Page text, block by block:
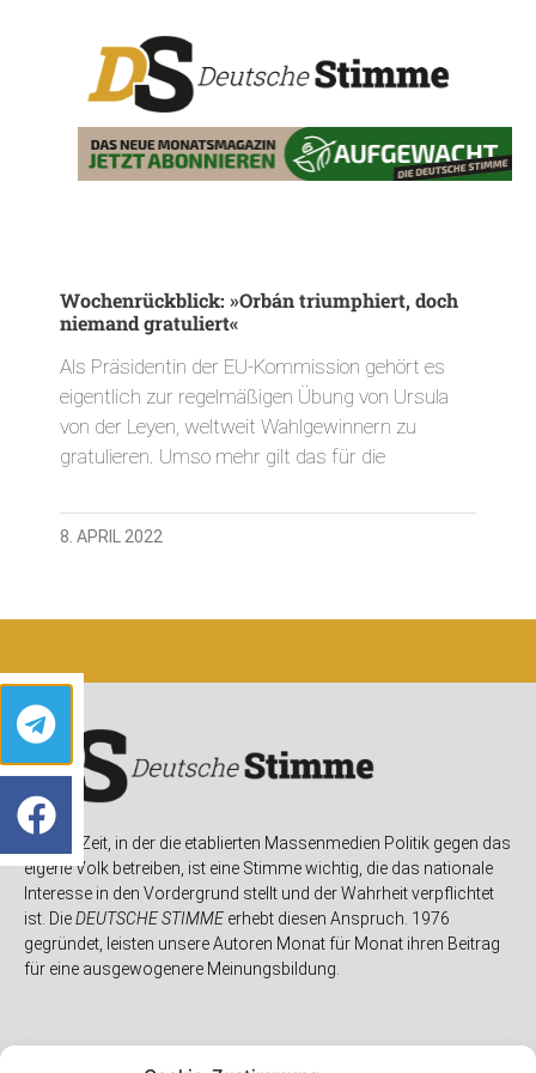
Wochenrückblick: »Orbán triumphiert, doch
niemand gratuliert«
Als Präsidentin der EU-Kommission gehört es
eigentlich zur regelmäßigen Übung von Ursula
von der Leyen, weltweit Wahlgewinnern zu
gratulieren. Umso mehr gilt das für die
8. APRIL 2022
In einer Zeit, in der die etablierten Massenmedien Politik gegen das
eigene Volk betreiben, ist eine Stimme wichtig, die das nationale
Interesse in den Vordergrund stellt und der Wahrheit verpflichtet
ist. DieDEUTSCHE STIMMEerhebt diesen Anspruch. 1976
gegründet, leisten unsere Autoren Monat für Monat ihren Beitrag
für eine ausgewogenere Meinungsbildung.